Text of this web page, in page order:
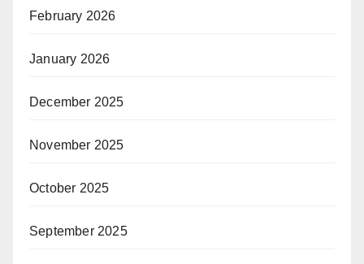
February 2026
January 2026
December 2025
November 2025
October 2025
September 2025